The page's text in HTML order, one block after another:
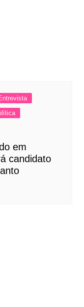
em
candidato